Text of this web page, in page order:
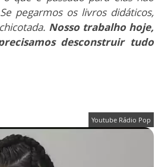
pegarmos os livros didáticos,
Nosso trabalho hoje,
desconstruir tudo
Youtube Rádio Pop